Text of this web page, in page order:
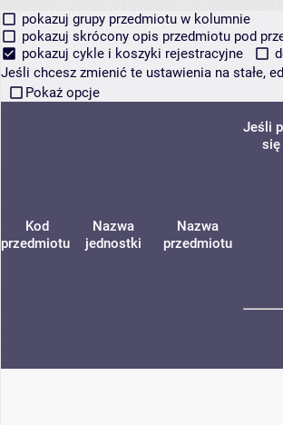
pokazuj grupy przedmiotu w kolumnie
pokazuj skrócony opis przedmiotu pod
pokazuj cykle i koszyki rejestracyjne
Jeśli chcesz zmienić te ustawienia na stałe,
Pokaż opcje
Kod
przedmiotu
Nazwa
jednostki
Nazwa
przedmiotu
Jeśli
się